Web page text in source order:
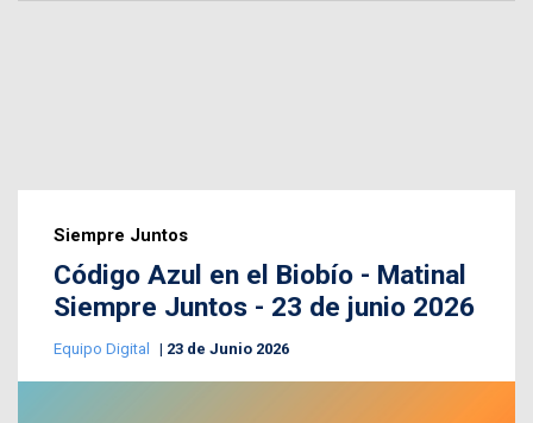
Siempre Juntos
Código Azul en el Biobío - Matinal
Siempre Juntos - 23 de junio 2026
Equipo Digital 23 de Junio 2026